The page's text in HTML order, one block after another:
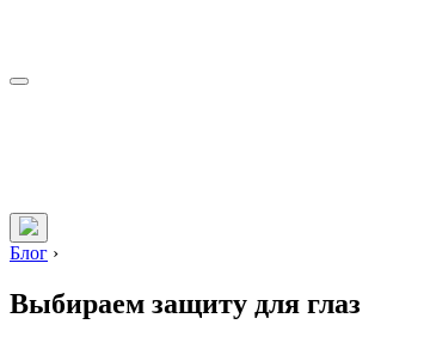
Блог ›
Выбираем защиту для глаз